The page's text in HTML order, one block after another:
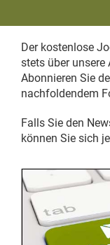
Der kostenlose
stets über
Abonnieren Sie
nachfoldendem
Falls Sie den
können Sie sich